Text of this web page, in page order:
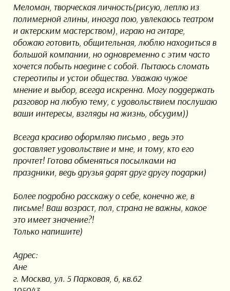
Меломан, творческая личность(рисую, леплю из
полимерной глины, иногда пою, увлекаюсь театром
и актерским мастерством), играю на гитаре,
обожаю готовить, общительная, люблю находиться в
большой компании, но одновременно с этим часто
хочется побыть наедине с собой. Пытаюсь сломать
стереотипы и устои общества. Уважаю чужое
мнение и выбор, всегда искренна. Могу поддержать
разговор на любую тему, с удовольствием послушаю
ваши интересы, взгляды на жизнь, обсудим))
Всегда красиво оформляю письмо , ведь это
доставляет удовольствие и мне, и тому, кто его
прочтет! Готова обменяться посылками на
праздники, ведь друзья дарят друг другу подарки)
Более подробно расскажу о себе, конечно же, в
письме! Ваш возраст, пол, страна не важны, какое
это имеет значение?!
Только напишите)
Адрес:
Ане
г. Москва, ул. 5 Парковая, 6, кв.62